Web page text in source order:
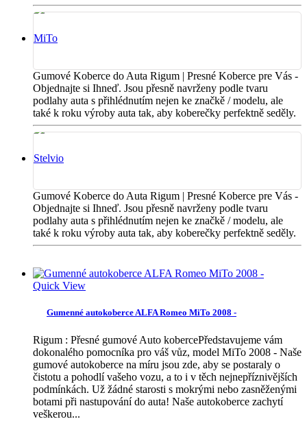
MiTo
Gumové Koberce do Auta Rigum | Presné Koberce pre Vás -
Objednajte si Ihneď. Jsou přesně navrženy podle tvaru
podlahy auta s přihlédnutím nejen ke značkě / modelu, ale
také k roku výroby auta tak, aby koberečky perfektně seděly.
Stelvio
Gumové Koberce do Auta Rigum | Presné Koberce pre Vás -
Objednajte si Ihneď. Jsou přesně navrženy podle tvaru
podlahy auta s přihlédnutím nejen ke značkě / modelu, ale
také k roku výroby auta tak, aby koberečky perfektně seděly.
Quick View
Gumenné autokoberce ALFA Romeo MiTo 2008 -
Rigum : Přesné gumové Auto kobercePředstavujeme vám
dokonalého pomocníka pro váš vůz, model MiTo 2008 - Naše
gumové autokoberce na míru jsou zde, aby se postaraly o
čistotu a pohodlí vašeho vozu, a to i v těch nejnepříznivějších
podmínkách. Už žádné starosti s mokrými nebo zasněženými
botami při nastupování do auta! Naše autokoberce zachytí
veškerou...